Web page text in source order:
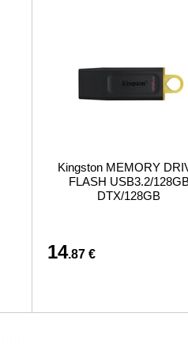
Kingston MEMORY
FLASH USB3.2/
DTX/128GB
14.87 €